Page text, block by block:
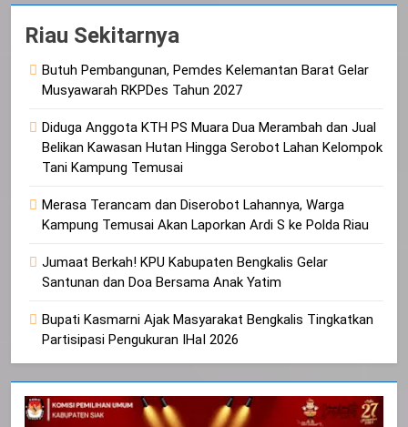
Riau Sekitarnya
Butuh Pembangunan, Pemdes Kelemantan Barat Gelar
Musyawarah RKPDes Tahun 2027
Diduga Anggota KTH PS Muara Dua Merambah dan Jual
Belikan Kawasan Hutan Hingga Serobot Lahan Kelompok
Tani Kampung Temusai
Merasa Terancam dan Diserobot Lahannya, Warga
Kampung Temusai Akan Laporkan Ardi S ke Polda Riau
Jumaat Berkah! KPU Kabupaten Bengkalis Gelar
Santunan dan Doa Bersama Anak Yatim
Bupati Kasmarni Ajak Masyarakat Bengkalis Tingkatkan
Partisipasi Pengukuran IHaI 2026